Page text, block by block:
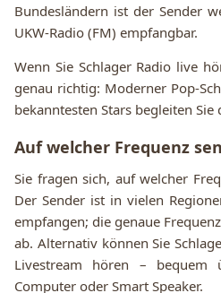
Bundesländern ist der Sender
UKW-Radio (FM) empfangbar.
Wenn Sie Schlager Radio live
genau richtig: Moderner Pop-
bekanntesten Stars begleiten Sie
Auf welcher Frequenz
Sie fragen sich, auf welcher
Der Sender ist in vielen
empfangen; die genaue
ab. Alternativ können Sie
Livestream hören – bequem
Computer oder Smart Speaker.